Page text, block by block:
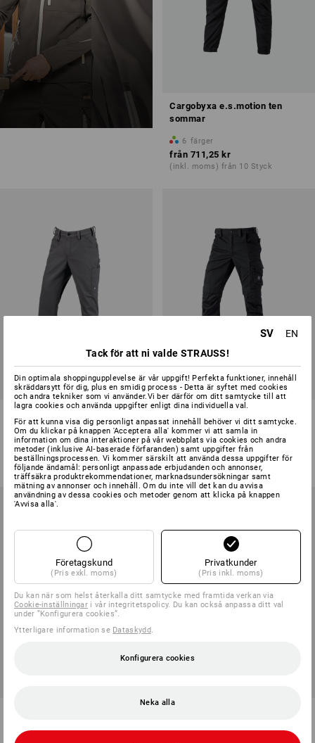
Cargobyxa e.s.motion ten
sommar
6 färger
från 711,25 kr
(inkl. moms) från 10 Styck
Midjebyxa e.s.iconic
7 färger
373,75 kr
(inkl. moms)
7 färger
från 836,25 kr
(inkl. moms) från 10 Styck
SV
EN
Tack för att ni valde STRAUSS!
Din optimala shoppingupplevelse är vår uppgift! Perfekta funktioner, innehåll
skräddarsytt för dig, plus en smidig process - Detta är syftet med cookies
och andra tekniker som vi använder.Vi ber därför om ditt samtycke till att
lagra cookies och använda uppgifter enligt dina individuella val.
För att kunna visa dig personligt anpassat innehåll behöver vi ditt samtycke.
Om du klickar på knappen 'Acceptera alla' kommer vi att samla in
information om dina interaktioner på vår webbplats via cookies och andra
metoder (inklusive AI‑baserade förfaranden) samt uppgifter från
beställningsprocessen. Vi kommer särskilt att använda dessa uppgifter för
följande ändamål: personligt anpassade erbjudanden och annonser,
träffsäkra produktrekommendationer, marknadsundersökningar samt
mätning av annonser och innehåll. Om du inte vill det kan du avvisa
användning av dessa cookies och metoder genom att klicka på knappen
'Avvisa alla'.
Företagskund
(Pris exkl. moms)
Privatkunder
(Pris inkl. moms)
Du kan när som helst återkalla ditt samtycke med framtida verkan via
Cookie-inställningar i vår integritetspolicy. Du kan också anpassa ditt val
under ”Konfigurera cookies”.
Ytterligare information se Dataskydd.
Konfigurera cookies
Neka alla